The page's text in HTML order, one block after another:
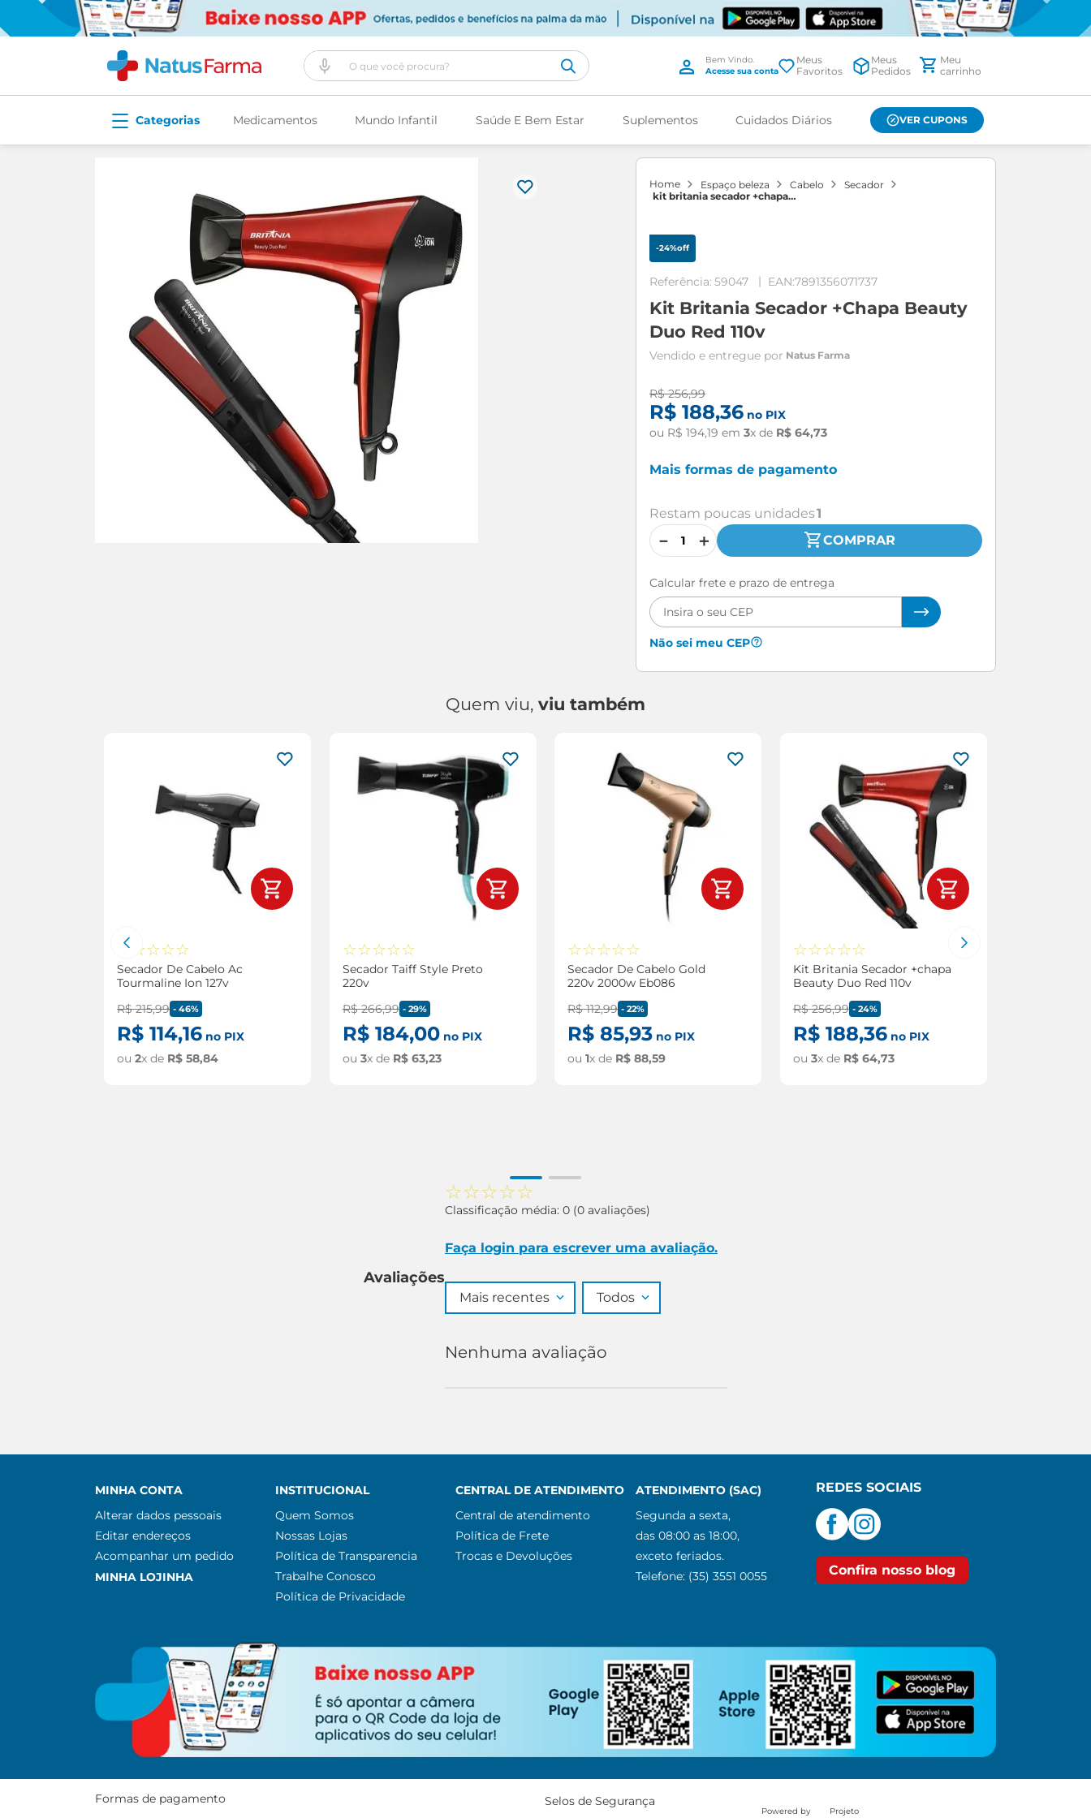
O que você procura?
Meus
Favoritos
Meus
Pedidos
Medicamentos Mundo Infantil Saúde E Bem Estar Suplementos Cuidados Diários VER CUPONS
espaço beleza cabelo
secador
kit britania secador +chapa
-24%off
Referência: 59047 7891356071737
Kit Britania Secador +chapa Beauty
Duo Red 110v
Natus Farma
R$ 256,99
R$ 188,36 no PIX
ou R$ 194,19 em 3x de R$ 64,73
Mais formas de pagamento
Restam poucas unidades1
＋
－ COMPRAR
Calcular frete e prazo de entrega
Não sei meu CEP
Quem viu, viu também
☆ ☆☆☆☆
Secador De Cabelo Ac
Tourmaline Ion 127v
R$ 215,99 -46%
R$ 114,16 no PIX
ou2x de R$ 58,84
☆☆☆☆☆
Secador Taiff Style Preto
220v
R$ 266,99 - 29%
R$ 184,00no PIX
ou 3x de R$ 63,23
☆☆☆☆☆
Secador De Cabelo Gold
220v 2000w Eb086
R$ 112,99 -22%
R$ 85,93 no PIX
ou1x de R$ 88,59
☆☆☆☆☆
Kit Britania Secador +chapa
Beauty Duo Red 110v
R$ 256,99 - 24%
R$ 188,36no PIX
ou 3x de R$ 64,73
Avaliações
☆☆☆☆☆
Classificação média: 0 (0 avaliações)
Faça login para escrever uma avaliação.
Mais recentes Todos
Nenhuma avaliação
MINHA CONTA
Alterar dados pessoais
Editar endereços
Acompanhar um pedido
MINHA LOJINHA
INSTITUCIONAL
Quem Somos
Nossas Lojas
Política de Transparencia
Trabalhe Conosco
Política de Privacidade
CENTRAL DE ATENDIMENTO
Central de atendimento
Política de Frete
Trocas e Devoluções
ATENDIMENTO (SAC)
Segunda a sexta,
das 08:00 as 18:00,
exceto feriados.
Telefone: (35) 3551 0055
REDES SOCIAIS
Confira nosso blog
Formas de pagamento Selos de Segurança
Powered by Projeto